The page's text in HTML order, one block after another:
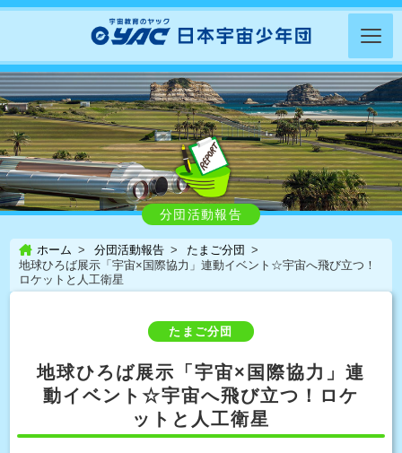
分団活動報告
ホーム 分団活動報告
たまご分団
地球ひろば展示「宇宙×国際協力」連動イベント☆宇宙へ飛び立つ！
ロケットと人工衛星
たまご分団
地球ひろば展示「宇宙×国際協力」連
動イベント☆宇宙へ飛び立つ！ロケ
ットと人工衛星